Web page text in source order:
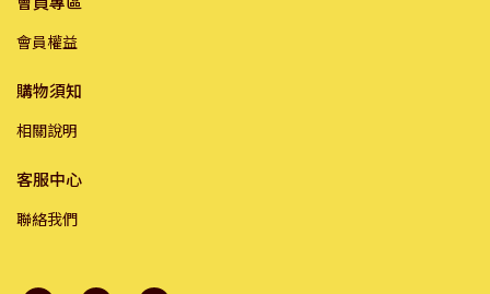
會員權益
購物須知
相關說明
客服中心
聯絡我們